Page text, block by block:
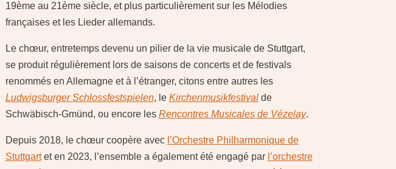
19ème au 21ème siècle, et plus particulièrement sur les Mélodies
françaises et les Lieder allemands.
Le chœur, entretemps devenu un pilier de la vie musicale de Stuttgart,
se produit régulièrement lors de saisons de concerts et de festivals
renommés en Allemagne et à l’étranger, citons entre autres les
Ludwigsburger Schlossfestspielen, le Kirchenmusikfestivalde
Schwäbisch-Gmünd, ou encore les Rencontres Musicales de Vézelay.
Depuis 2018, le chœur coopère avec l’Orchestre Philharmonique de
Stuttgartet en 2023, l’ensemble a également été engagé par l’orchestre